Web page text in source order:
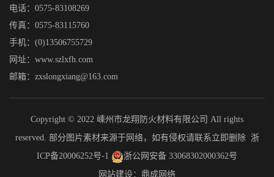
电话：0575-83108269
传真：0575-83115760
手机：(0)13506755729
网址：www.szlxfh.com
邮箱：zxslongxiang@163.com
Copyright © 2022 嵊州市龙翔防火材料有限公司 All rights
reserved. 部分图片素材来源于网络，如有侵权请联系立即删除 浙
ICP备20006252号-1
浙公网安备 33068302000362号
网站建设：鼎成网络